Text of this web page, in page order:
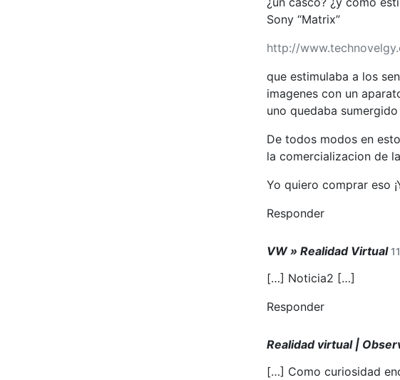
Sony “Matrix”
http://
que estimulaba a los
imagenes con un
uno quedaba
De todos modos en
la comercializacion de
Yo quiero comprar eso
Responder
VW » Realidad Virtual
[…] Noticia2 […]
Responder
Realidad virtual |
[…] Como curiosidad